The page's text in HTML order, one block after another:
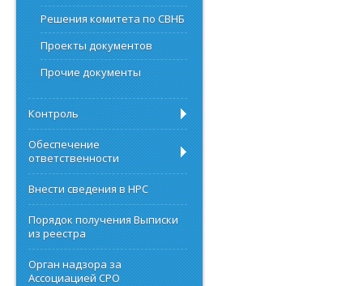
Решения комитета по СВНБ
Проекты документов
Прочие документы
Контроль
Обеспечение
ответственности
Внести сведения в НРС
Порядок получения Выписки
из реестра
Орган надзора за
Ассоциацией СРО